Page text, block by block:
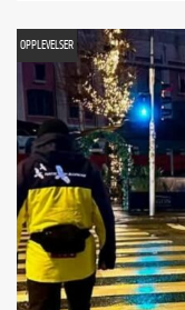
OPPLEVELSER